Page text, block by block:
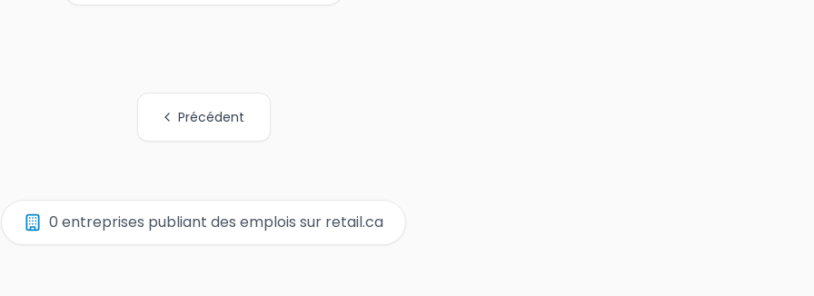
Précédent
0 entreprises publiant des emplois sur retail.ca